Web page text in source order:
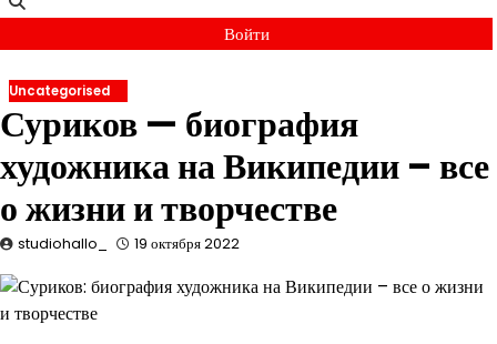
Войти
Uncategorised
Суриков — биография
художника на Википедии – все
о жизни и творчестве
studiohallo_ 19 октября 2022